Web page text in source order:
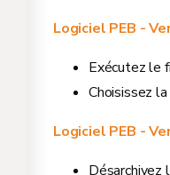
Logiciel PEB -
Exécutez le
Choisissez
Logiciel PEB -
Désarchivez